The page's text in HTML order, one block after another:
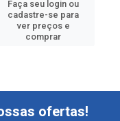
Faça seu login ou
cadastre-se para
ver preços e
comprar
ofertas!